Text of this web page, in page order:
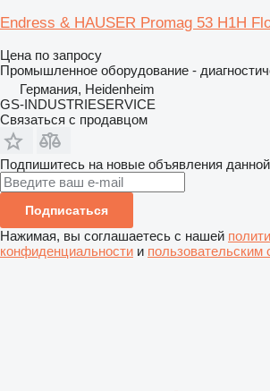
Endress & HAUSER Promag 53 H1H
Цена по запросу
Промышленное оборудование -
Германия, Heidenheim
GS-INDUSTRIESERVICE
Связаться с продавцом
Подпишитесь на новые объявления
Подписаться
Нажимая, вы соглашаетесь с нашей
конфиденциальности и пользовательским